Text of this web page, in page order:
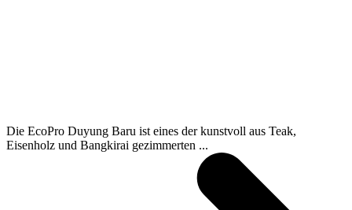
Die EcoPro Duyung Baru ist eines der kunstvoll aus Teak,
Eisenholz und Bangkirai gezimmerten ...